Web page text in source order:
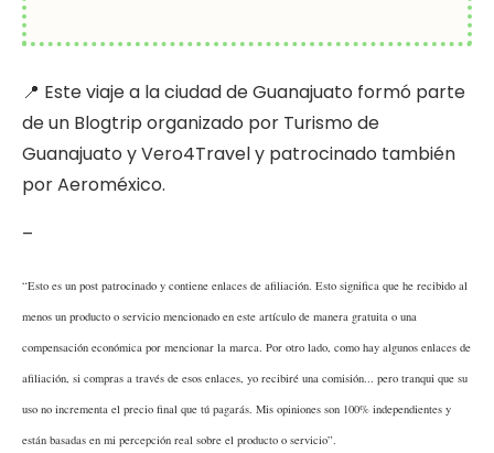
📍 Este viaje a la ciudad de Guanajuato formó parte
de un Blogtrip organizado por Turismo de
Guanajuato y Vero4Travel y patrocinado también
por Aeroméxico.
–
“Esto es un post patrocinado y contiene enlaces de afiliación. Esto significa que he recibido al
menos un producto o servicio mencionado en este artículo de manera gratuita o una
compensación económica por mencionar la marca. Por otro lado, como hay algunos enlaces de
afiliación, si compras a través de esos enlaces, yo recibiré una comisión... pero tranqui que su
uso no incrementa el precio final que tú pagarás. Mis opiniones son 100% independientes y
están basadas en mi percepción real sobre el producto o servicio”.